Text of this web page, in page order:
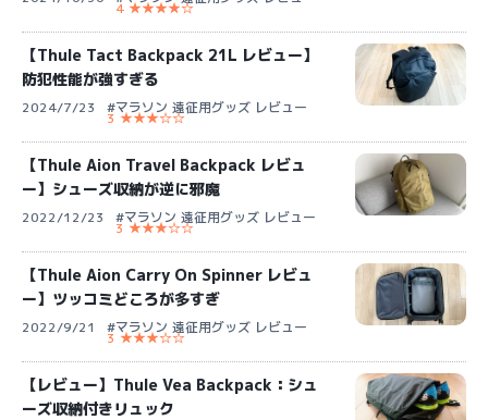
4 ★★★★☆
【Thule Tact Backpack 21L レビュー】
防犯性能が強すぎる
2024/7/23 #マラソン 遠征用グッズ レビュー
3 ★★★☆☆
【Thule Aion Travel Backpack レビュ
ー】シューズ収納が逆に邪魔
2022/12/23 #マラソン 遠征用グッズ レビュー
3 ★★★☆☆
【Thule Aion Carry On Spinner レビュ
ー】ツッコミどころが多すぎ
2022/9/21 #マラソン 遠征用グッズ レビュー
3 ★★★☆☆
【レビュー】Thule Vea Backpack：シュ
ーズ収納付きリュック